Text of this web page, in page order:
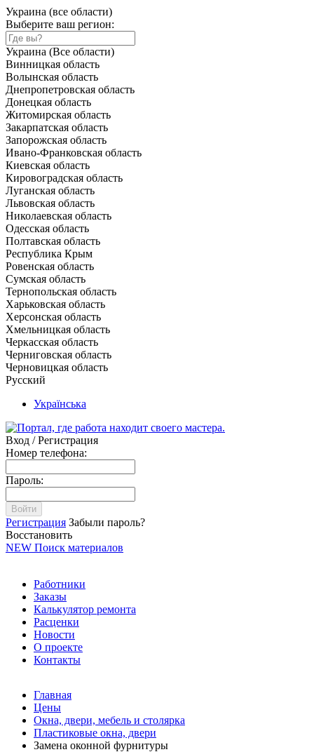
Украина (все области)
Выберите ваш регион:
Украина (Все области)
Винницкая область
Волынская область
Днепропетровская область
Донецкая область
Житомирская область
Закарпатская область
Запорожская область
Ивано-Франковская область
Киевская область
Кировоградская область
Луганская область
Львовская область
Николаевская область
Одесская область
Полтавская область
Республика Крым
Ровенская область
Сумская область
Тернопольская область
Харьковская область
Херсонская область
Хмельницкая область
Черкасская область
Черниговская область
Черновицкая область
Русский
Українська
Вход / Регистрация
Номер телефона:
Пароль:
Войти
Регистрация Забыли пароль?
Восстановить
NEW Поиск материалов
Работники
Заказы
Калькулятор ремонта
Расценки
Новости
О проекте
Контакты
Главная
Цены
Окна, двери, мебель и столярка
Пластиковые окна, двери
Замена оконной фурнитуры